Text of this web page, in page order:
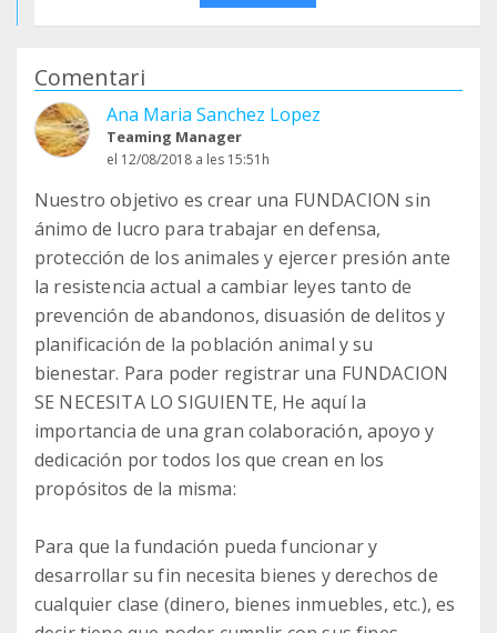
Comentari
Ana Maria Sanchez Lopez
Teaming Manager
el 12/08/2018 a les 15:51h
Nuestro objetivo es crear una FUNDACION sin
ánimo de lucro para trabajar en defensa,
protección de los animales y ejercer presión ante
la resistencia actual a cambiar leyes tanto de
prevención de abandonos, disuasión de delitos y
planificación de la población animal y su
bienestar. Para poder registrar una FUNDACION
SE NECESITA LO SIGUIENTE, He aquí la
importancia de una gran colaboración, apoyo y
dedicación por todos los que crean en los
propósitos de la misma:
Para que la fundación pueda funcionar y
desarrollar su fin necesita bienes y derechos de
cualquier clase (dinero, bienes inmuebles, etc.), es